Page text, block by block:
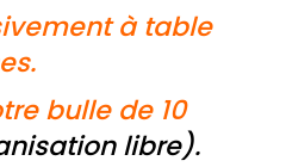
à table
bulle de 10
libre).